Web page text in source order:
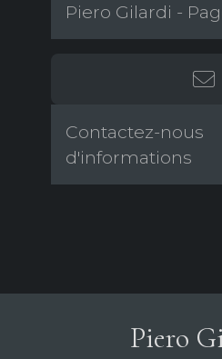
Piero Gilardi -
Contactez-
d'informations
Piero